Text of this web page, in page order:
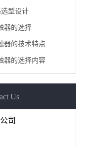
型设计
器的选择
器的技术特点
器的选择内容
Us
司